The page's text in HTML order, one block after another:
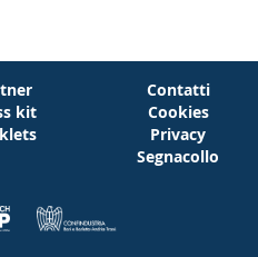
kit
Contatti
Cookies
Privacy
Segnacollo